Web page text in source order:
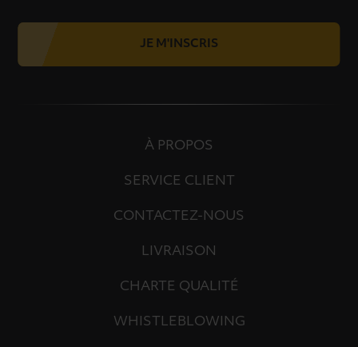
JE M'INSCRIS
À PROPOS
SERVICE CLIENT
CONTACTEZ-NOUS
LIVRAISON
CHARTE QUALITÉ
WHISTLEBLOWING